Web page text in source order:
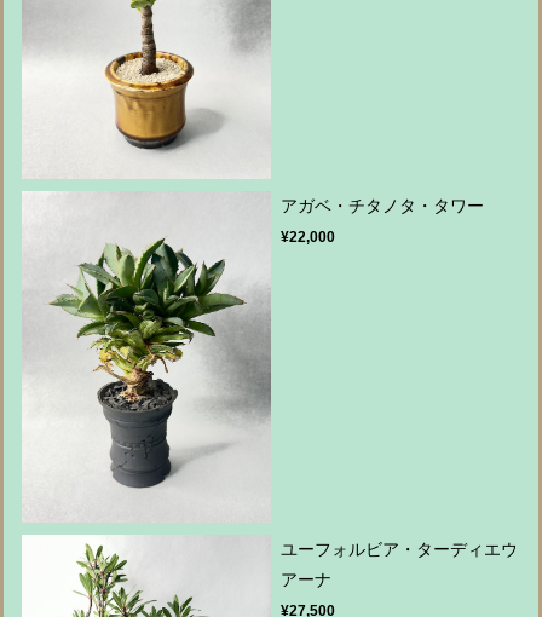
アガベ・チタノタ・タワー
¥22,000
ユーフォルビア・ターディエウ
アーナ
¥27,500